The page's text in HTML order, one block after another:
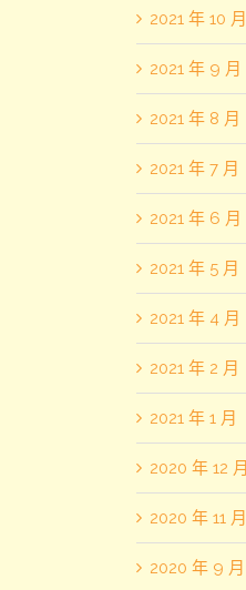
2021 年 10 月
2021 年 9 月
2021 年 8 月
2021 年 7 月
2021 年 6 月
2021 年 5 月
2021 年 4 月
2021 年 2 月
2021 年 1 月
2020 年 12 月
2020 年 11 月
2020 年 9 月